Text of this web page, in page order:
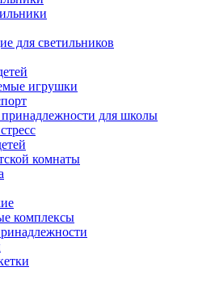
для светильников
игрушки
для школы
комнаты
комплексы